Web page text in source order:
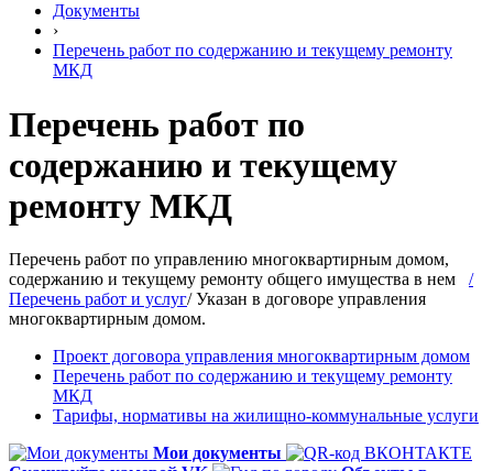
Документы
›
Перечень работ по содержанию и текущему ремонту
МКД
Перечень работ по
содержанию и текущему
ремонту МКД
Перечень работ по управлению многоквартирным домом,
содержанию и текущему ремонту общего имущества в нем /
Перечень работ и услуг/ Указан в договоре управления
многоквартирным домом.
Проект договора управления многоквартирным домом
Перечень работ по содержанию и текущему ремонту
МКД
Тарифы, нормативы на жилищно-коммунальные услуги
Мои документы